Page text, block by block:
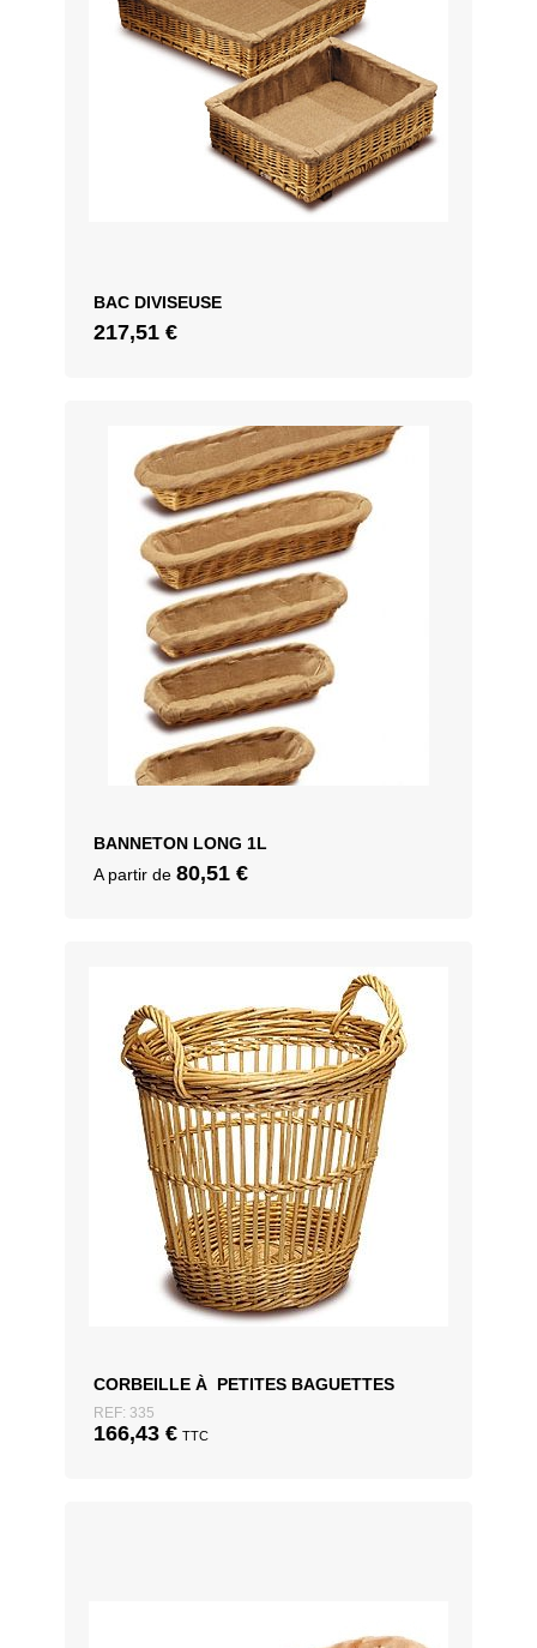
BAC DIVISEUSE
217,51 €
BANNETON LONG 1L
A partir de 80,51 €
CORBEILLE À PETITES BAGUETTES
REF: 335
166,43 € TTC